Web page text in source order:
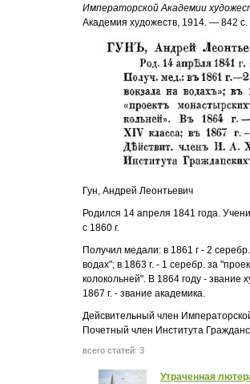
Императорской Академии
Академия художеств, 1914. — 842 с.
Гун, Андрей Леонтьевич
Родился 14 апреля 1841 года.
с 1860 г.
Получил медали: в 1861 г - 2
водах"; в 1863 г. - 1 серебр. за
колокольней". В 1864 году - звание
1867 г. - звание академика.
Дейсвительный член
Почетный член Института
всего статей: 3
Утраченная